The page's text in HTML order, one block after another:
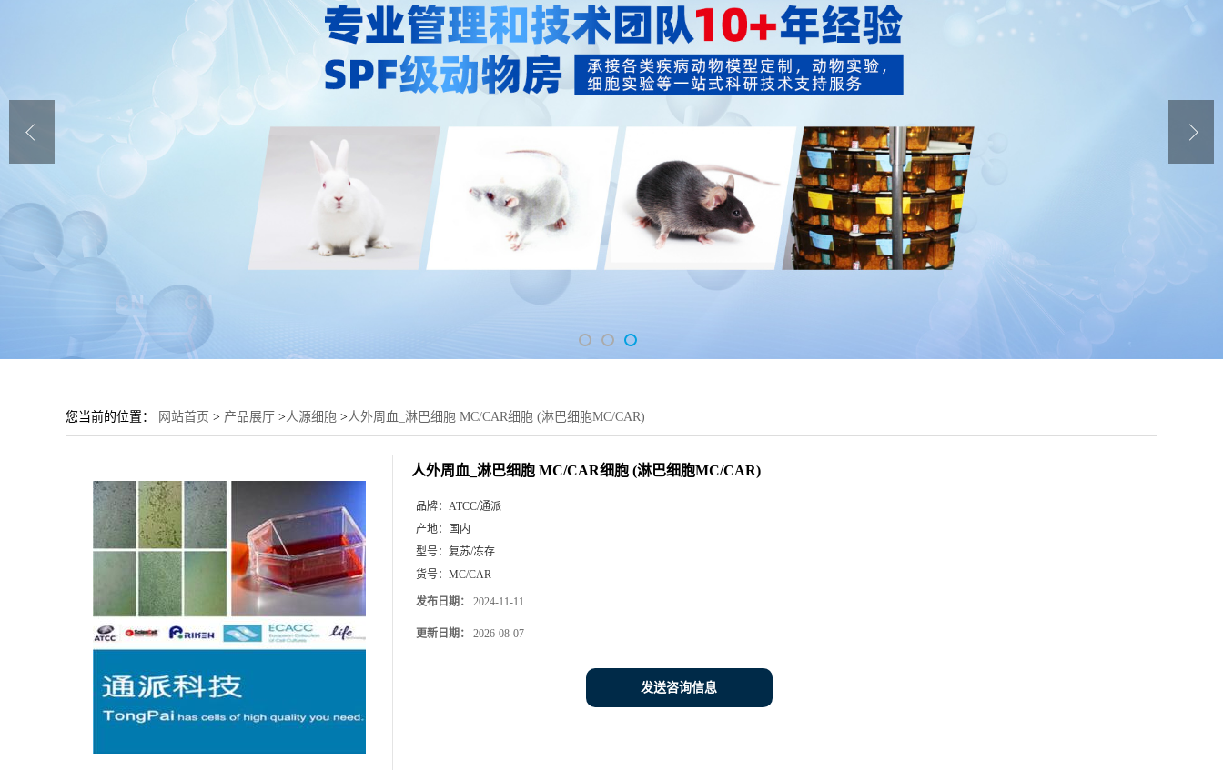
您当前的位置： 网站首页 > 产品展厅 >人源细胞 >人外周血_淋巴细胞 MC/CAR细胞 (淋巴细胞MC/CAR)
人外周血_淋巴细胞 MC/CAR细胞 (淋巴细胞MC/CAR)
品牌： ATCC/通派
产地：
国内
型号： 复苏/冻存
货号： MC/CAR
发布日期： 2024-11-11
更新日期： 2026-08-07
发送咨询信息